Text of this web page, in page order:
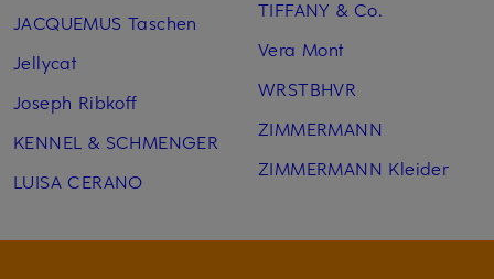
JACQUEMUS Taschen
Jellycat
Joseph Ribkoff
KENNEL & SCHMENGER
LUISA CERANO
TIFFANY & Co.
Vera Mont
WRSTBHVR
ZIMMERMANN
ZIMMERMANN Kleider